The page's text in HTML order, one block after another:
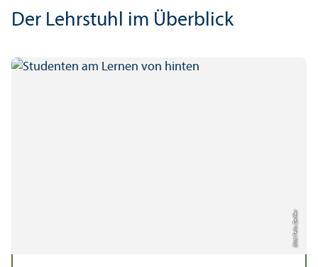
Der Lehr­stuhl im Über­blick
Bild: Felix Zeiffer